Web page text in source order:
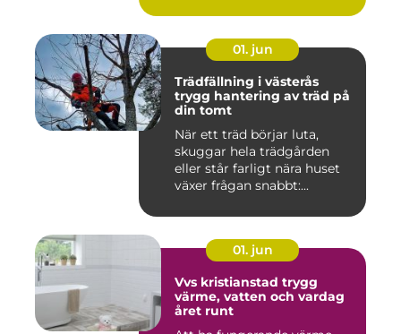
01. jun
Trädfällning i västerås
trygg hantering av träd på
din tomt
När ett träd börjar luta,
skuggar hela trädgården
eller står farligt nära huset
växer frågan snabbt:...
01. jun
Vvs kristianstad trygg
värme, vatten och vardag
året runt